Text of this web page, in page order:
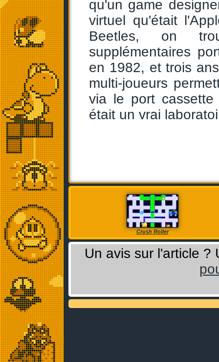
qu'un game
virtuel qu'était
Beetles, on
supplémentaires
en 1982, et trois
multi-joueurs
via le port
était un vrai
Crush Roller
Un avis sur l'article